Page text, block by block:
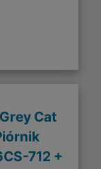
Cat
712 +